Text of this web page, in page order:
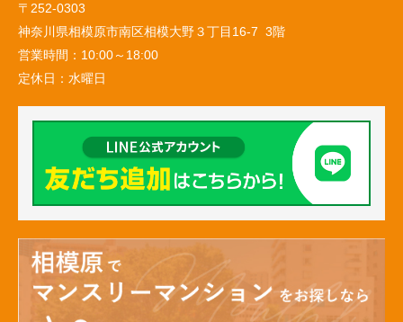
〒252-0303
神奈川県相模原市南区相模大野３丁目16-7 3階
営業時間： 10:00～18:00
定休日： 水曜日